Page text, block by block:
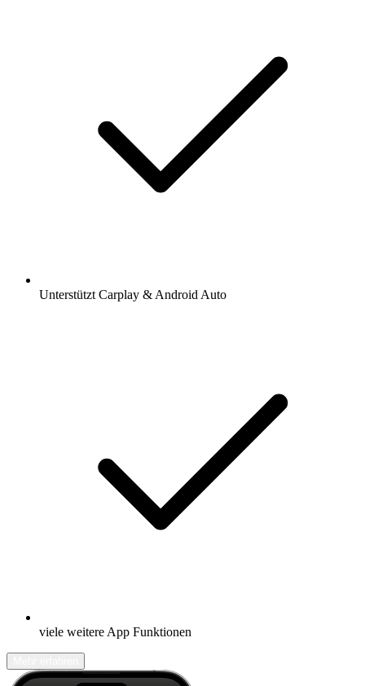
Unterstützt Carplay & Android Auto
viele weitere App Funktionen